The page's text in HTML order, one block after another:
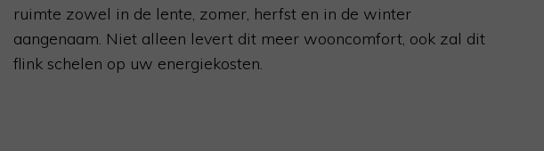
ruimte zowel in de lente, zomer, herfst en in de winter
aangenaam. Niet alleen levert dit meer wooncomfort, ook zal dit
flink schelen op uw energiekosten.